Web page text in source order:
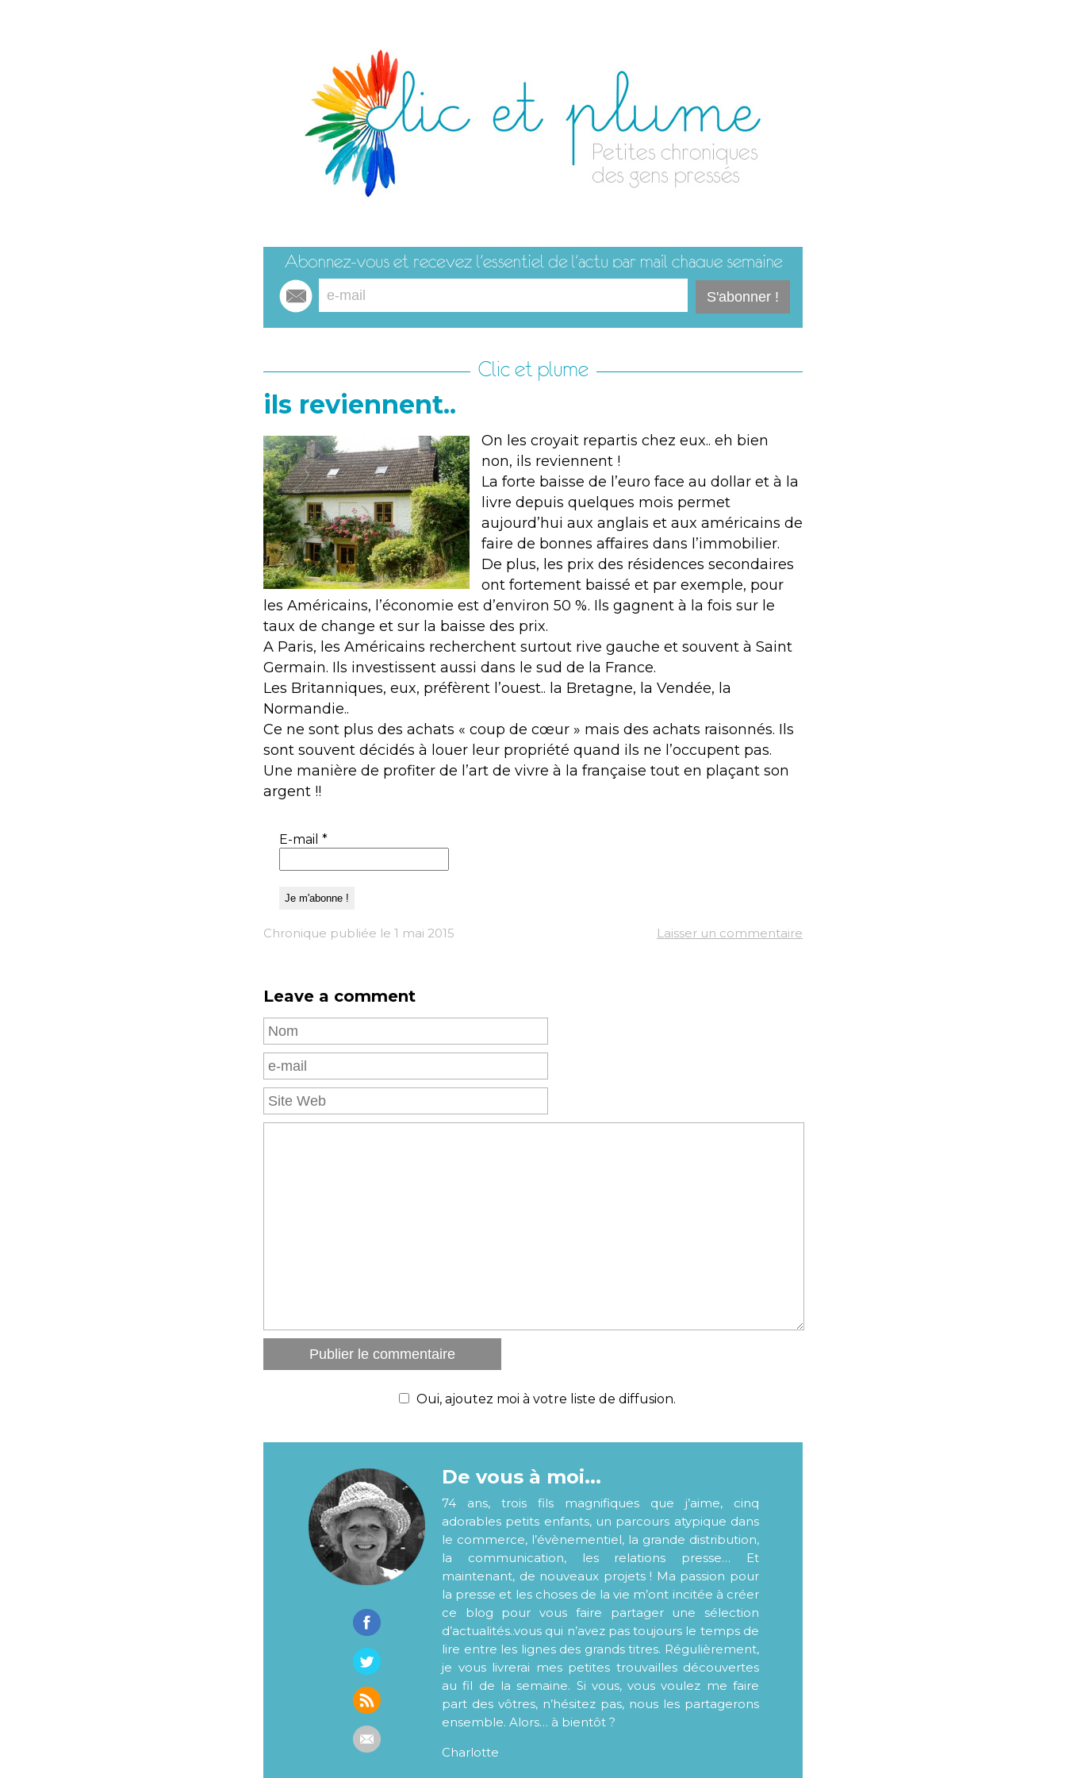
Clic et plume
ils reviennent..
On les croyait repartis chez eux.. eh bien
non, ils reviennent !
La forte baisse de l’euro face au dollar et à la
livre depuis quelques mois permet
aujourd’hui aux anglais et aux américains de
faire de bonnes affaires dans l’immobilier.
De plus, les prix des résidences secondaires
ont fortement baissé et par exemple, pour
les Américains, l’économie est d’environ 50 %. Ils gagnent à la fois sur le
taux de change et sur la baisse des prix.
A Paris, les Américains recherchent surtout rive gauche et souvent à Saint
Germain. Ils investissent aussi dans le sud de la France.
Les Britanniques, eux, préfèrent l’ouest.. la Bretagne, la Vendée, la
Normandie..
Ce ne sont plus des achats « coup de cœur » mais des achats raisonnés. Ils
sont souvent décidés à louer leur propriété quand ils ne l’occupent pas.
Une manière de profiter de l’art de vivre à la française tout en plaçant son
argent !!
E-mail *
Chronique publiée le 1 mai 2015 Laisser un commentaire
Leave a comment
Oui, ajoutez moi à votre liste de diffusion.
De vous à moi...
74 ans, trois fils magnifiques que j’aime, cinq
adorables petits enfants, un parcours atypique dans
le commerce, l’évènementiel, la grande distribution,
la communication, les relations presse… Et
maintenant, de nouveaux projets ! Ma passion pour
la presse et les choses de la vie m’ont incitée à créer
ce blog pour vous faire partager une sélection
d’actualités..vous qui n’avez pas toujours le temps de
lire entre les lignes des grands titres. Régulièrement,
je vous livrerai mes petites trouvailles découvertes
au fil de la semaine. Si vous, vous voulez me faire
part des vôtres, n’hésitez pas, nous les partagerons
ensemble. Alors… à bientôt ?
Charlotte